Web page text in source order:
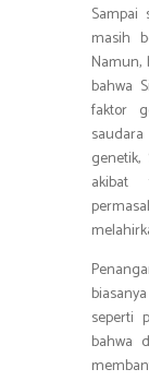
Sampai
masih
Namun,
bahwa
faktor
akibat
seperti
bahwa